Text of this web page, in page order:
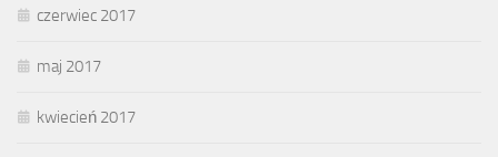
czerwiec 2017
maj 2017
kwiecień 2017